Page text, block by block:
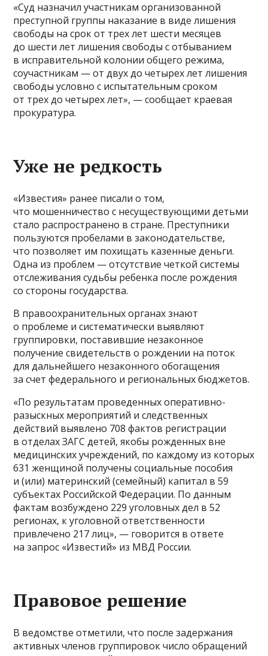
«Суд назначил участникам организованной
преступной группы наказание в виде лишения
свободы на срок от трех лет шести месяцев
до шести лет лишения свободы с отбыванием
в исправительной колонии общего режима,
соучастникам — от двух до четырех лет лишения
свободы условно с испытательным сроком
от трех до четырех лет», — сообщает краевая
прокуратура.
Уже не редкость
«Известия» ранее писали о том,
что мошенничество с несуществующими детьми
стало распространено в стране. Преступники
пользуются пробелами в законодательстве,
что позволяет им похищать казенные деньги.
Одна из проблем — отсутствие четкой системы
отслеживания судьбы ребенка после рождения
со стороны государства.
В правоохранительных органах знают
о проблеме и систематически выявляют
группировки, поставившие незаконное
получение свидетельств о рождении на поток
для дальнейшего незаконного обогащения
за счет федерального и региональных бюджетов.
«По результатам проведенных оперативно-
разыскных мероприятий и следственных
действий выявлено 708 фактов регистрации
в отделах ЗАГС детей, якобы рожденных вне
медицинских учреждений, по каждому из которых
631 женщиной получены социальные пособия
и (или) материнский (семейный) капитал в 59
субъектах Российской Федерации. По данным
фактам возбуждено 229 уголовных дел в 52
регионах, к уголовной ответственности
привлечено 217 лиц», — говорится в ответе
на запрос «Известий» из МВД России.
Правовое решение
В ведомстве отметили, что после задержания
активных членов группировок число обращений